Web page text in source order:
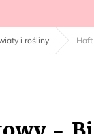
i rośliny